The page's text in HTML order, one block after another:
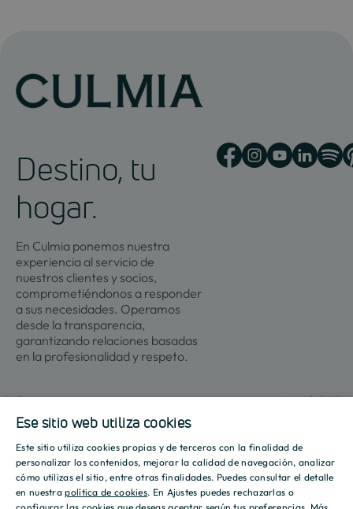
Destino, tu
hogar.
En Culmia ponemos nuestra
experiencia al servicio de
nuestros clientes y socios,
comprometiéndonos a responder
a sus necesidades. Operamos
desde la transparencia,
garantizando relaciones basadas
en la profesionalidad y respeto.
Contacto Actualidad
Promociones
Madrid
Culmia
Sobre
nosotros
Líneas
de
negocio
Actualidad
Tendencias
Recursos
SPANISH
ENGLISH
Ese sitio web utiliza cookies
Este sitio utiliza cookies propias y de terceros con la finalidad de
personalizar los contenidos, mejorar la calidad de navegación, analizar
cómo utilizas el sitio, entre otras finalidades. Puedes consultar el detalle
en nuestrapolítica de cookies. En Ajustes puedes rechazarlas o